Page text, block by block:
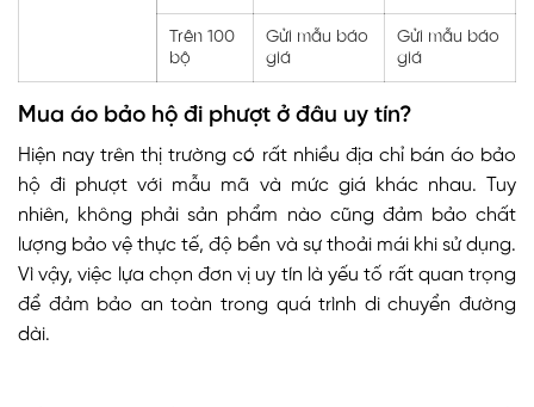
Trên 100
bộ
Gửi mẫu báo
giá
Gửi mẫu báo
giá
Mua áo bảo hộ đi phượt ở đâu uy tín?
Hiện nay trên thị trường có rất nhiều địa chỉ bán áo bảo
hộ đi phượt với mẫu mã và mức giá khác nhau. Tuy
nhiên, không phải sản phẩm nào cũng đảm bảo chất
lượng bảo vệ thực tế, độ bền và sự thoải mái khi sử dụng.
Vì vậy, việc lựa chọn đơn vị uy tín là yếu tố rất quan trọng
để đảm bảo an toàn trong quá trình di chuyển đường
dài.